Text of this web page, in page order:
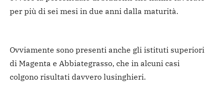
per più di sei mesi in due anni dalla maturità.
Ovviamente sono presenti anche gli istituti superiori
di Magenta e Abbiategrasso, che in alcuni casi
colgono risultati davvero lusinghieri.